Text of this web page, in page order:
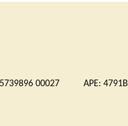
00027 APE: 4791B